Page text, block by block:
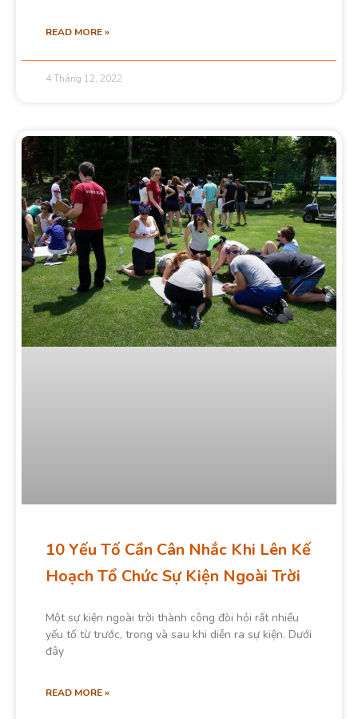
READ MORE »
4 Tháng 12, 2022
10 Yếu Tố Cần Cân Nhắc Khi Lên Kế
Hoạch Tổ Chức Sự Kiện Ngoài Trời
Một sự kiện ngoài trời thành công đòi hỏi rất nhiều
yếu tố từ trước, trong và sau khi diễn ra sự kiện. Dưới
đây
READ MORE »